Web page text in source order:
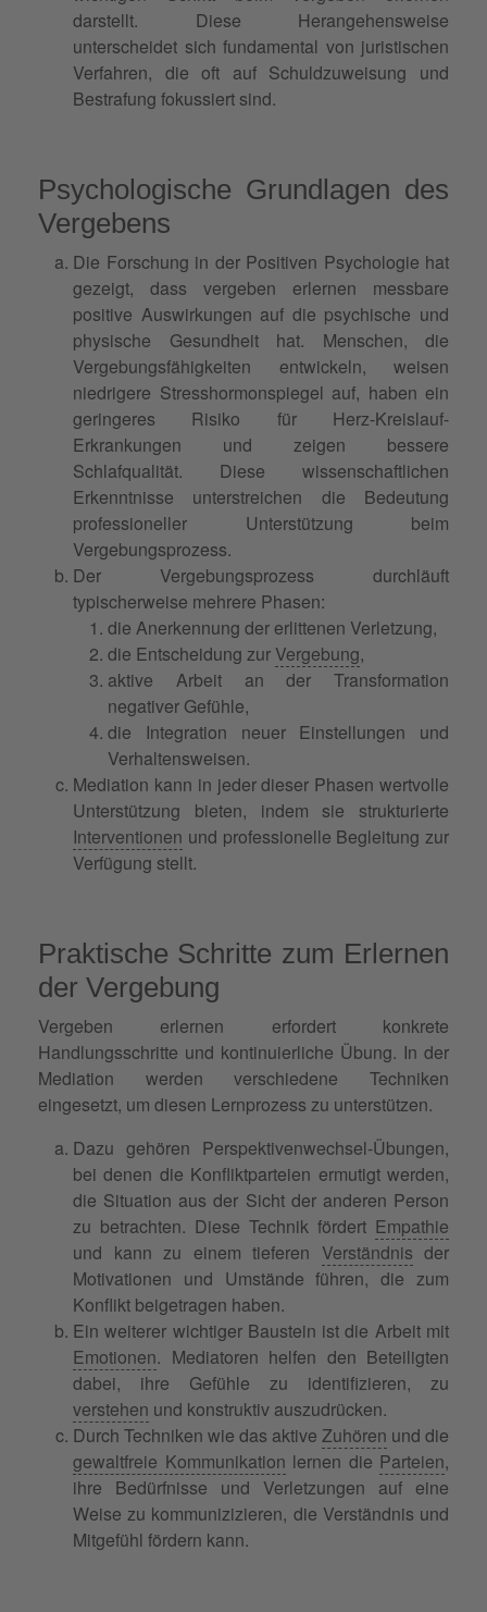
darstellt. Diese Herangehensweise
unterscheidet sich fundamental von juristischen
Verfahren, die oft auf Schuldzuweisung und
Bestrafung fokussiert sind.
Psychologische Grundlagen des
Vergebens
Die Forschung in der Positiven Psychologie hat
gezeigt, dass vergeben erlernen messbare
positive Auswirkungen auf die psychische und
physische Gesundheit hat. Menschen, die
Vergebungsfähigkeiten entwickeln, weisen
niedrigere Stresshormonspiegel auf, haben ein
geringeres Risiko für Herz-Kreislauf-
Erkrankungen und zeigen bessere
Schlafqualität. Diese wissenschaftlichen
Erkenntnisse unterstreichen die Bedeutung
professioneller Unterstützung beim
Vergebungsprozess.
Der Vergebungsprozess durchläuft
typischerweise mehrere Phasen:
die Anerkennung der erlittenen Verletzung,
die Entscheidung zur Vergebung,
aktive Arbeit an der Transformation
negativer Gefühle,
die Integration neuer Einstellungen und
Verhaltensweisen.
Mediation kann in jeder dieser Phasen wertvolle
Unterstützung bieten, indem sie strukturierte
Interventionen und professionelle Begleitung zur
Verfügung stellt.
Praktische Schritte zum Erlernen
der Vergebung
Vergeben erlernen erfordert konkrete
Handlungsschritte und kontinuierliche Übung. In der
Mediation werden verschiedene Techniken
eingesetzt, um diesen Lernprozess zu unterstützen.
Dazu gehören Perspektivenwechsel-Übungen,
bei denen die Konfliktparteien ermutigt werden,
die Situation aus der Sicht der anderen Person
zu betrachten. Diese Technik fördert Empathie
und kann zu einem tieferen Verständnis der
Motivationen und Umstände führen, die zum
Konflikt beigetragen haben.
Ein weiterer wichtiger Baustein ist die Arbeit mit
Emotionen. Mediatoren helfen den Beteiligten
dabei, ihre Gefühle zu identifizieren, zu
verstehen und konstruktiv auszudrücken.
Durch Techniken wie das aktive Zuhören und die
gewaltfreie Kommunikation lernen die Parteien,
ihre Bedürfnisse und Verletzungen auf eine
Weise zu kommunizizieren, die Verständnis und
Mitgefühl fördern kann.